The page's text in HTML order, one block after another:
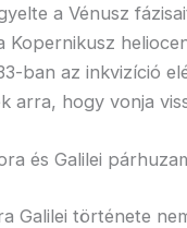
a Vénusz
Kopernikusz
ban az inkvizíció
arra, hogy vonja
és Galilei
Galilei története